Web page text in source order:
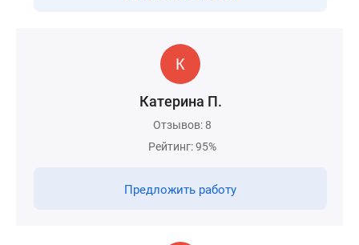
Катерина П.
Отзывов: 8
Рейтинг: 95%
Предложить работу